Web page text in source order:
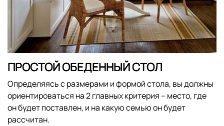
ПРОСТОЙ ОБЕДЕННЫЙ СТОЛ
Определяясь с размерами и формой стола, вы должны
ориентироваться на 2 главных критерия – место, где
он будет поставлен, и на какую семью он будет
рассчитан.